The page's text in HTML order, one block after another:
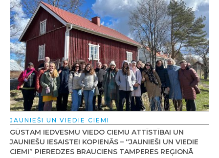
JAUNIEŠI UN VIEDIE CIEMI
GŪSTAM IEDVESMU VIEDO CIEMU ATTĪSTĪBAI UN
JAUNIEŠU IESAISTEI KOPIENĀS – “JAUNIEŠI UN VIEDIE
CIEMI” PIEREDZES BRAUCIENS TAMPERES REĢIONĀ